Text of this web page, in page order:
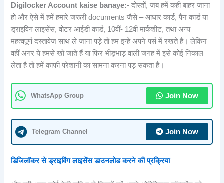
Digilocker Account kaise banaye:- दोस्तों, जब हमें कही बाहर जाना
हो और ऐसे में हमें हमारे जरूरी documents जैसे – आधार कार्ड, पैन कार्ड या
ड्राइविंग लाइसेंस, वोटर आईडी कार्ड, 10वीं- 12वीं मार्कशीट, तथा अन्य
महत्वपूर्ण दस्तावेज साथ ले जाना पड़े तो हम इन्हे अपने पर्स में रखते है। लेकिन
वहीं अगर ये हमसे खो जाते हैं या फिर भीड़भाड़ वाली जगह में इसे कोई निकाल
लेता है तो हमें काफी परेशानी का सामना करना पड़ सकता है।
WhatsApp Group Join Now
Telegram Channel Join Now
डिजिलॉकर से ड्राइविंग लाइसेंस डाउनलोड करने की प्रक्रिया